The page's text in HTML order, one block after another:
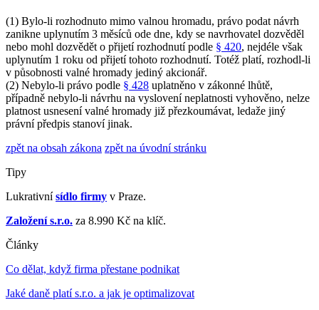
(1) Bylo-li rozhodnuto mimo valnou hromadu, právo podat návrh
zanikne uplynutím 3 měsíců ode dne, kdy se navrhovatel dozvěděl
nebo mohl dozvědět o přijetí rozhodnutí podle § 420, nejdéle však
uplynutím 1 roku od přijetí tohoto rozhodnutí. Totéž platí, rozhodl-li
v působnosti valné hromady jediný akcionář.
(2) Nebylo-li právo podle § 428 uplatněno v zákonné lhůtě,
případně nebylo-li návrhu na vyslovení neplatnosti vyhověno, nelze
platnost usnesení valné hromady již přezkoumávat, ledaže jiný
právní předpis stanoví jinak.
zpět na obsah zákona zpět na úvodní stránku
Tipy
Lukrativnísídlo firmy v Praze.
Založení s.r.o. za 8.990 Kč na klíč.
Články
Co dělat, když firma přestane podnikat
Jaké daně platí s.r.o. a jak je optimalizovat